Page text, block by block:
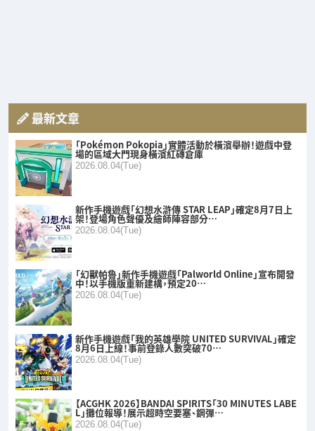
最新文章
「Pokémon Pokopia」實體活動於橫濱舉辦！遊戲中登
場的區域大門現身橫濱紅磚倉庫
2026.08.04(Tue)
新作手機遊戲「幻想水滸傳 STAR LEAP」確定8月7日上
架！登場角色聲優及繪師陣容部分…
2026.08.04(Tue)
「幻獸帕魯」新作手機遊戲「Palworld Online」宣布開發
中！以手機版重新建構，預定20…
2026.08.04(Tue)
新作手機遊戲「我的英雄學院 UNITED SURVIVAL」確定
8月6日上線！事前登錄人數突破70…
2026.08.04(Tue)
【ACGHK 2026】BANDAI SPIRITS「30 MINUTES LABE
L」攤位報導！展示超時空要塞、鋼彈…
2026.08.04(Tue)